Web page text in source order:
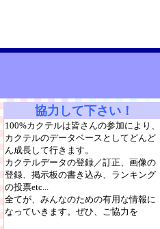
協力して下さい！
100%カクテルは皆さんの参加により、
カクテルのデータベースとしてどんど
ん成長して行きます。
カクテルデータの登録／訂正、画像の
登録、掲示板の書き込み、ランキング
の投票etc...
全てが、みんなのための有用な情報に
なっていきます。ぜひ、ご協力を